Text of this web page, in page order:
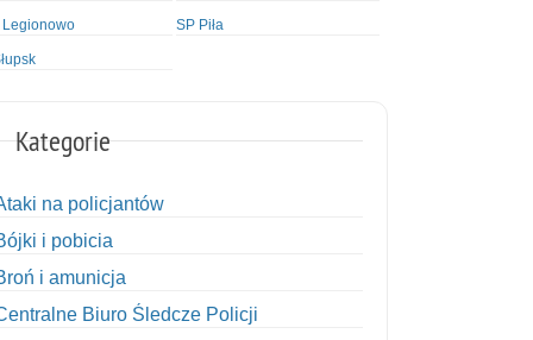
Legionowo SP Piła
Kategorie
na policjantów
i pobicia
i amunicja
Biuro Śledcze Policji